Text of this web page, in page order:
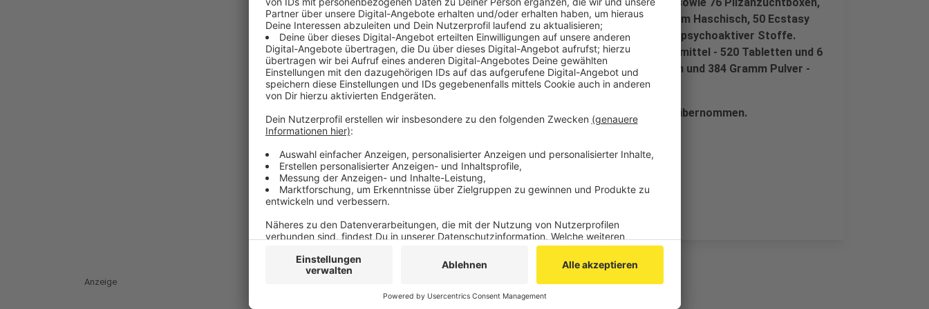
außerdem 317 Gramm Marihuana, 22 Gramm Heroin, 76 Gramm Haschisch, 50 Ecstasy
Tabletten und 45 Gramm Ecstasy sowie 333 Gramm weiterer psychoaktiver Stoffe.
Außerdem haben in den Sendungen nicht zugelassene Arzneimittel - 520 Tabletten und 6
kg Antibiotikum Pulver - sowie Dopingmittel - 5.940 Tabletten und 384 Gramm Pulver -
gelegen.
Die weiteren Ermittlungen hat das Zollfahndungsamt Essen übernommen.
Anzeige
Anzeige